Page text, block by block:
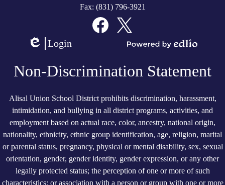
Fax: (831) 796-3921
FacebookTwitter
Edlio
Login
Edlio
Non-Discrimination Statement
Alisal Union School District prohibits discrimination, harassment,
intimidation, and bullying in all district programs, activities, and
employment based on actual race, color, ancestry, national origin,
nationality, ethnicity, ethnic group identification, age, religion, marital
or parental status, pregnancy, physical or mental disability, sex, sexual
orientation, gender, gender identity, gender expression, or any other
legally protected status; the perception of one or more of such
characteristics; or association with a person or group with one or more